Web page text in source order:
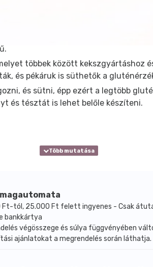
többek között
és pékáruk is süthetők a
és sütni, épp ezért a legtöbb
és tésztát is lehet belőle készíteni.
Ft-tól, 25.000 Ft felett ingyenes - Csak
bankkártya
végösszege és súlya függvényében
ajánlatokat a megrendelés során láthatja.